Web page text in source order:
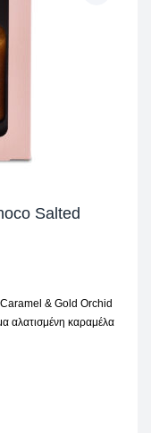
Salted
& Gold Orchid
αλατισμένη καραμέλα